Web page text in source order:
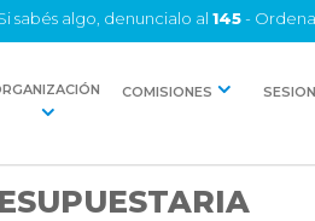
Si sabés algo, denuncialo al 145-
COMISIONES